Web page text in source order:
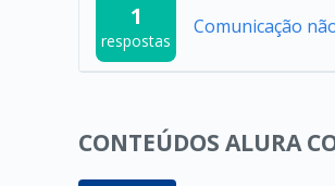
1
respostas
Comunicação
CONTEÚDOS ALURA